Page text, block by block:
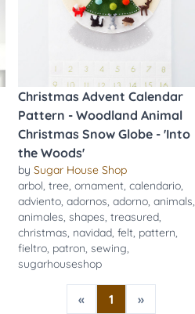
Christmas Advent Calendar
Pattern - Woodland Animal
Christmas Snow Globe - 'Into
the Woods'
bySugar House Shop
arbol,tree,ornament,calendario,
adviento,adornos,adorno,animals,
animales,shapes,treasured,
christmas, navidad,felt, pattern,
fieltro, patron,sewing,
sugarhouseshop
« 1 »